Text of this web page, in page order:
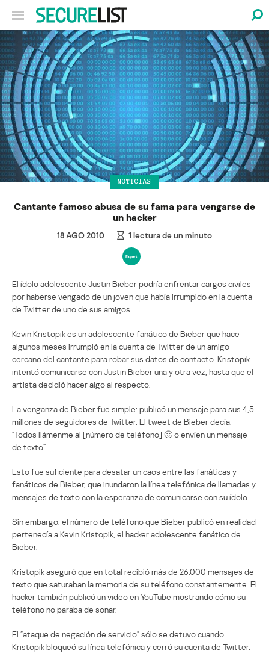
NOTICIAS
Cantante famoso abusa de su fama para vengarse de
un hacker
18 AGO 2010 1 lectura de un minuto
El ídolo adolescente Justin Bieber podría enfrentar cargos civiles
por haberse vengado de un joven que había irrumpido en la cuenta
de Twitter de uno de sus amigos.
Kevin Kristopik es un adolescente fanático de Bieber que hace
algunos meses irrumpió en la cuenta de Twitter de un amigo
cercano del cantante para robar sus datos de contacto. Kristopik
intentó comunicarse con Justin Bieber una y otra vez, hasta que el
artista decidió hacer algo al respecto.
La venganza de Bieber fue simple: publicó un mensaje para sus 4,5
millones de seguidores de Twitter. El tweet de Bieber decía:
“Todos llámenme al [número de teléfono] 🙂 o envíen un mensaje
de texto”.
Esto fue suficiente para desatar un caos entre las fanáticas y
fanáticos de Bieber, que inundaron la línea telefónica de llamadas y
mensajes de texto con la esperanza de comunicarse con su ídolo.
Sin embargo, el número de teléfono que Bieber publicó en realidad
pertenecía a Kevin Kristopik, el hacker adolescente fanático de
Bieber.
Kristopik aseguró que en total recibió más de 26.000 mensajes de
texto que saturaban la memoria de su teléfono constantemente. El
hacker también publicó un video en YouTube mostrando cómo su
teléfono no paraba de sonar.
El “ataque de negación de servicio” sólo se detuvo cuando
Kristopik bloqueó su línea telefónica y cerró su cuenta de Twitter.